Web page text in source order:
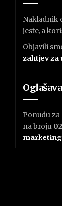
Nakladnik
jeste, a
Objavili
zahtjev za
Ponudu
na broju